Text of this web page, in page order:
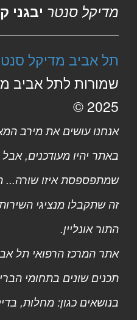
מדיקל סנטר יבגני
תל אביב מדיקל
2025 ©
אנחנו עושים את מירב
באתר יהיו מעודכנים,
שמתפספסת איזו שורה...
זה שתקבלו מנציגי
התור אונליין.
אתר המרכז הרפואי תל
תכנים שונים בתחומי
בנושאים כגון: מחלות,